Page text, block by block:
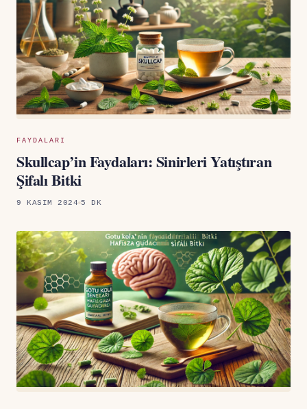
FAYDALARI
Skullcap’in Faydaları: Sinirleri Yatıştıran
Şifalı Bitki
9 KASIM 2024 5 DK